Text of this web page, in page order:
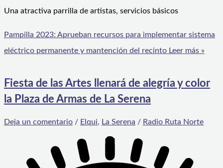
Una atractiva parrilla de artistas, servicios básicos
Pampilla 2023: Aprueban recursos para implementar sistema
eléctrico permanente y mantención del recinto Leer más »
Fiesta de las Artes llenará de alegría y color
la Plaza de Armas de La Serena
Deja un comentario / Elqui, La Serena / Radio Ruta Norte